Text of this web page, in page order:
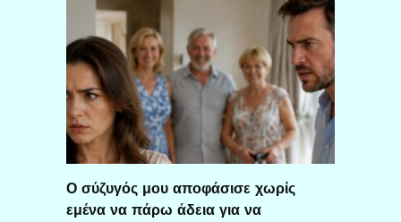
Ο σύζυγός μου αποφάσισε χωρίς
εμένα να πάρω άδεια για να